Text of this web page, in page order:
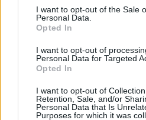
I want to opt-out of the Sale
Personal Data.
Opted In
I want to opt-out of
Personal Data for Targeted
Opted In
I want to opt-out of
Retention, Sale, and/or
Personal Data that Is
Purposes for which it was
Was sind die häufigsten
vermeiden sollte?
ES: Das ist eine heikle Frage.
ist die Wahl eines extrem
Kühnheit genießen, aber solch
andere aufdringlich sein. Die